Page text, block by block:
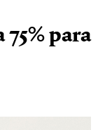
para